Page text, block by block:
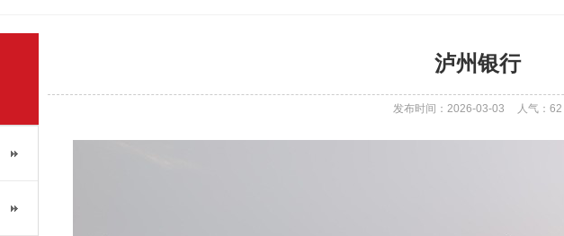
泸州银行
发布时间：2026-03-03 人气： 62